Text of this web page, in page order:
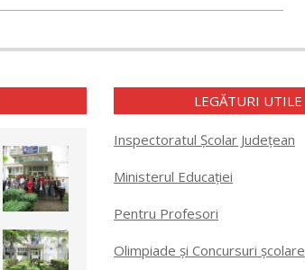
LEGĂTURI UTILE
Inspectoratul Școlar Județean
Ministerul Educației
Pentru Profesori
Olimpiade și Concursuri școlare